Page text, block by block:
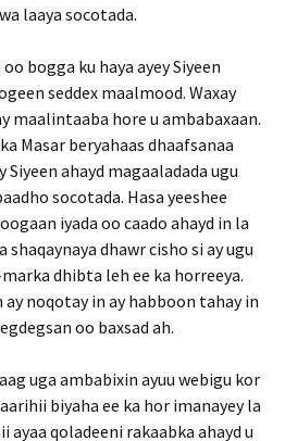
laaya socotada.
bogga ku haya ayey Siyeen
seddex maalmood. Waxay
maalintaaba hore u ambabaxaan.
Masar beryahaas dhaafsanaa
Siyeen ahayd magaaladada ugu
socotada. Hasa yeeshee
iyada oo caado ahayd in la
shaqaynaya dhawr cisho si ay ugu
dhibta leh ee ka horreeya.
noqotay in ay habboon tahay in
oo baxsad ah.
uga ambabixin ayuu webigu kor
biyaha ee ka hor imanayey la
ayaa qoladeeni rakaabka ahayd u